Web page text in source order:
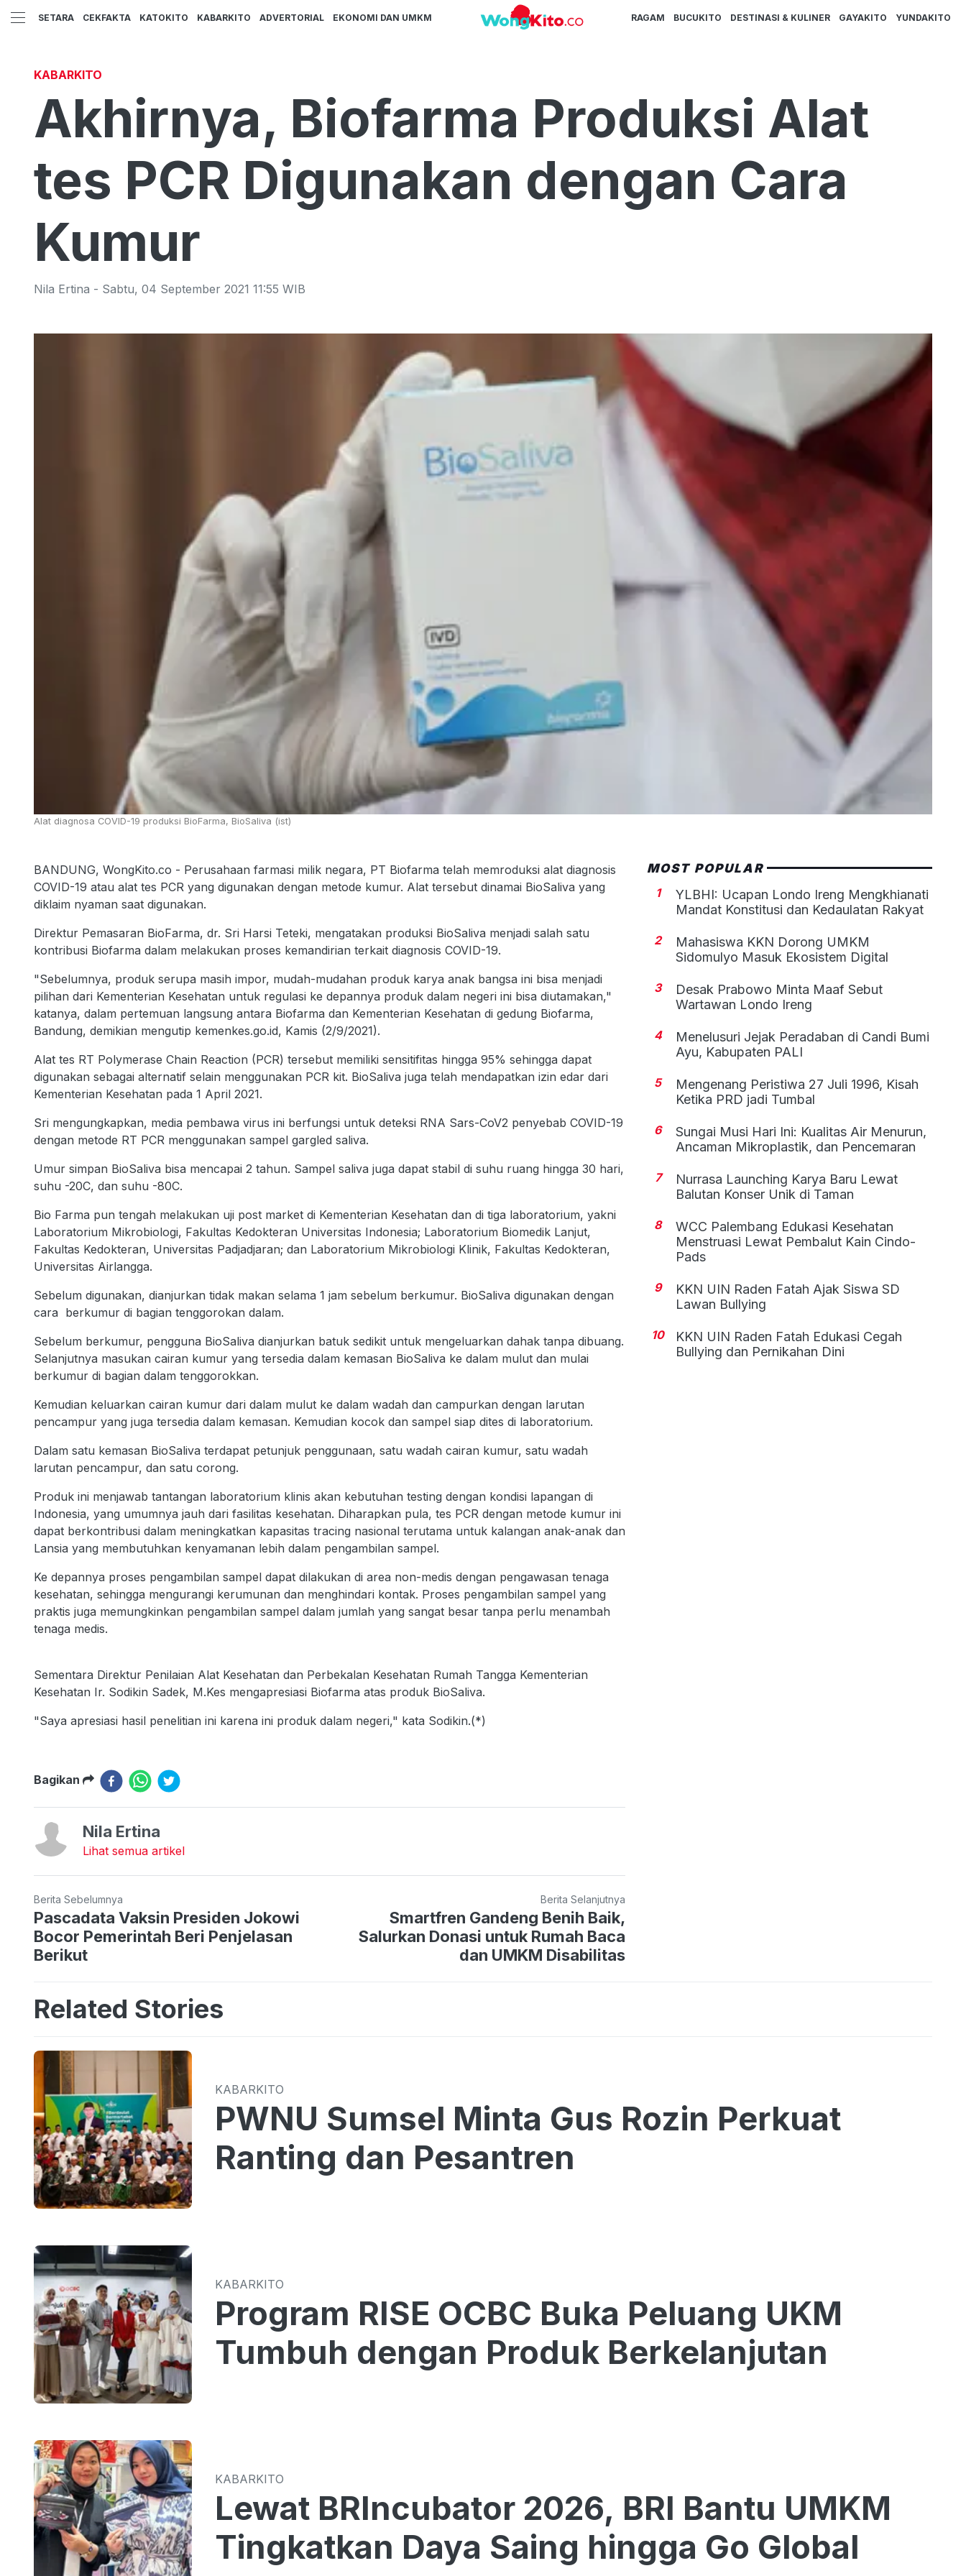
SETARA CEKFAKTA KATOKITO KABARKITO ADVERTORIAL EKONOMI DAN UMKM RAGAM BUCUKITO DESTINASI & KULINER GAYAKITO YUNDAKITO
KABARKITO
Akhirnya, Biofarma Produksi Alat
tes PCR Digunakan dengan Cara
Kumur
Nila Ertina - Sabtu, 04 September 2021 11:55 WIB
Alat diagnosa COVID-19 produksi BioFarma, BioSaliva (ist)
BANDUNG, WongKito.co - Perusahaan farmasi milik negara, PT Biofarma telah memroduksi alat diagnosis
COVID-19 atau alat tes PCR yang digunakan dengan metode kumur. Alat tersebut dinamai BioSaliva yang
diklaim nyaman saat digunakan.
Direktur Pemasaran BioFarma, dr. Sri Harsi Teteki, mengatakan produksi BioSaliva menjadi salah satu
kontribusi Biofarma dalam melakukan proses kemandirian terkait diagnosis COVID-19.
"Sebelumnya, produk serupa masih impor, mudah-mudahan produk karya anak bangsa ini bisa menjadi
pilihan dari Kementerian Kesehatan untuk regulasi ke depannya produk dalam negeri ini bisa diutamakan,"
katanya, dalam pertemuan langsung antara Biofarma dan Kementerian Kesehatan di gedung Biofarma,
Bandung, demikian mengutip kemenkes.go.id, Kamis (2/9/2021).
Alat tes RT Polymerase Chain Reaction (PCR) tersebut memiliki sensitifitas hingga 95% sehingga dapat
digunakan sebagai alternatif selain menggunakan PCR kit. BioSaliva juga telah mendapatkan izin edar dari
Kementerian Kesehatan pada 1 April 2021.
Sri mengungkapkan, media pembawa virus ini berfungsi untuk deteksi RNA Sars-CoV2 penyebab COVID-19
dengan metode RT PCR menggunakan sampel gargled saliva.
Umur simpan BioSaliva bisa mencapai 2 tahun. Sampel saliva juga dapat stabil di suhu ruang hingga 30 hari,
suhu -20C, dan suhu -80C.
Bio Farma pun tengah melakukan uji post market di Kementerian Kesehatan dan di tiga laboratorium, yakni
Laboratorium Mikrobiologi, Fakultas Kedokteran Universitas Indonesia; Laboratorium Biomedik Lanjut,
Fakultas Kedokteran, Universitas Padjadjaran; dan Laboratorium Mikrobiologi Klinik, Fakultas Kedokteran,
Universitas Airlangga.
Sebelum digunakan, dianjurkan tidak makan selama 1 jam sebelum berkumur. BioSaliva digunakan dengan
cara berkumur di bagian tenggorokan dalam.
Sebelum berkumur, pengguna BioSaliva dianjurkan batuk sedikit untuk mengeluarkan dahak tanpa dibuang.
Selanjutnya masukan cairan kumur yang tersedia dalam kemasan BioSaliva ke dalam mulut dan mulai
berkumur di bagian dalam tenggorokkan.
Kemudian keluarkan cairan kumur dari dalam mulut ke dalam wadah dan campurkan dengan larutan
pencampur yang juga tersedia dalam kemasan. Kemudian kocok dan sampel siap dites di laboratorium.
Dalam satu kemasan BioSaliva terdapat petunjuk penggunaan, satu wadah cairan kumur, satu wadah
larutan pencampur, dan satu corong.
Produk ini menjawab tantangan laboratorium klinis akan kebutuhan testing dengan kondisi lapangan di
Indonesia, yang umumnya jauh dari fasilitas kesehatan. Diharapkan pula, tes PCR dengan metode kumur ini
dapat berkontribusi dalam meningkatkan kapasitas tracing nasional terutama untuk kalangan anak-anak dan
Lansia yang membutuhkan kenyamanan lebih dalam pengambilan sampel.
Ke depannya proses pengambilan sampel dapat dilakukan di area non-medis dengan pengawasan tenaga
kesehatan, sehingga mengurangi kerumunan dan menghindari kontak. Proses pengambilan sampel yang
praktis juga memungkinkan pengambilan sampel dalam jumlah yang sangat besar tanpa perlu menambah
tenaga medis.
Sementara Direktur Penilaian Alat Kesehatan dan Perbekalan Kesehatan Rumah Tangga Kementerian
Kesehatan Ir. Sodikin Sadek, M.Kes mengapresiasi Biofarma atas produk BioSaliva.
"Saya apresiasi hasil penelitian ini karena ini produk dalam negeri," kata Sodikin.(*)
Bagikan
Nila Ertina
Lihat semua artikel
Berita Sebelumnya
Pascadata Vaksin Presiden Jokowi
Bocor Pemerintah Beri Penjelasan
Berikut
Berita Selanjutnya
Smartfren Gandeng Benih Baik,
Salurkan Donasi untuk Rumah Baca
dan UMKM Disabilitas
MOST POPULAR
1
YLBHI: Ucapan Londo Ireng Mengkhianati
Mandat Konstitusi dan Kedaulatan Rakyat
2
Mahasiswa KKN Dorong UMKM
Sidomulyo Masuk Ekosistem Digital
3
Desak Prabowo Minta Maaf Sebut
Wartawan Londo Ireng
4
Menelusuri Jejak Peradaban di Candi Bumi
Ayu, Kabupaten PALI
5
Mengenang Peristiwa 27 Juli 1996, Kisah
Ketika PRD jadi Tumbal
6
Sungai Musi Hari Ini: Kualitas Air Menurun,
Ancaman Mikroplastik, dan Pencemaran
7
Nurrasa Launching Karya Baru Lewat
Balutan Konser Unik di Taman
8
WCC Palembang Edukasi Kesehatan
Menstruasi Lewat Pembalut Kain Cindo-
Pads
9
KKN UIN Raden Fatah Ajak Siswa SD
Lawan Bullying
10
KKN UIN Raden Fatah Edukasi Cegah
Bullying dan Pernikahan Dini
Related Stories
KABARKITO
PWNU Sumsel Minta Gus Rozin Perkuat
Ranting dan Pesantren
KABARKITO
Program RISE OCBC Buka Peluang UKM
Tumbuh dengan Produk Berkelanjutan
KABARKITO
Lewat BRIncubator 2026, BRI Bantu UMKM
Tingkatkan Daya Saing hingga Go Global